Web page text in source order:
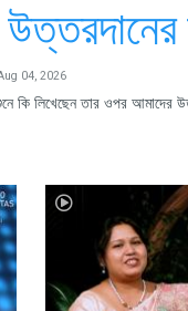
04, 2026
কি লিখেছেন তার ওপর আমাদের